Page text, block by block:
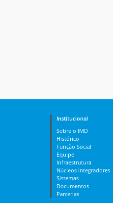
Institucional
Sobre o IMD
Histórico
Função Social
Equipe
Infraestrutura
Núcleos Integradores
Sistemas
Documentos
Parcerias